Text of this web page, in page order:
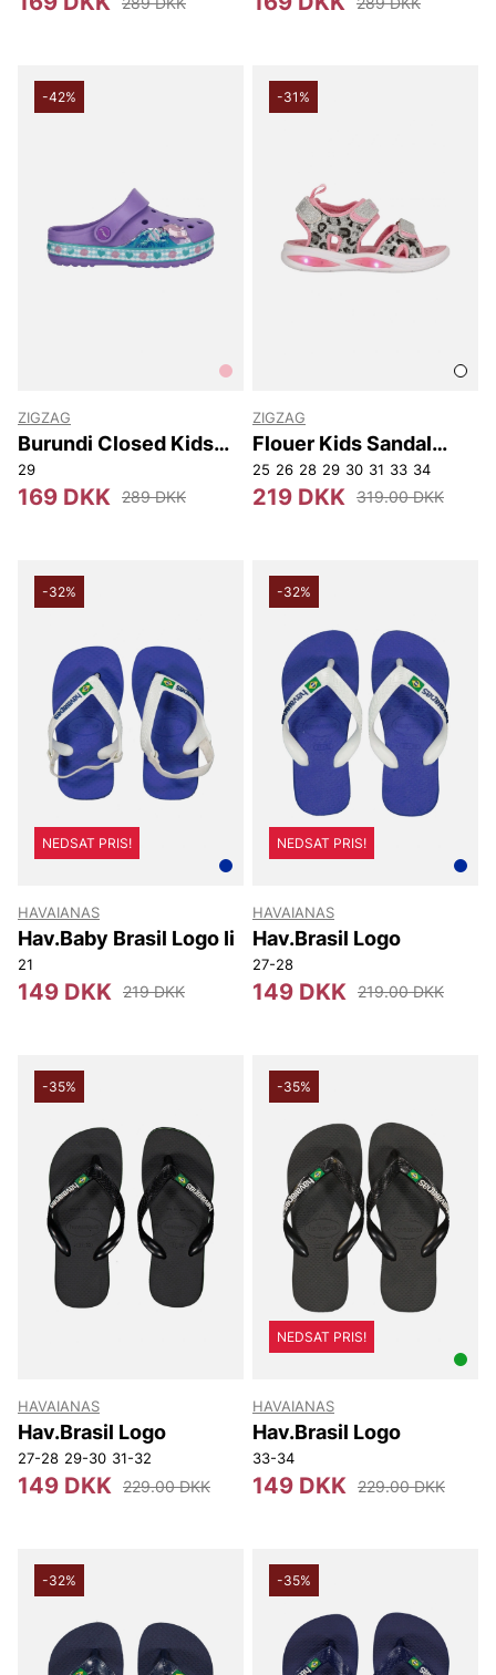
-42%
ZIGZAG
Burundi Closed Kids
Sandal W/lights
29
169 DKK 289 DKK
-31%
ZIGZAG
Flouer Kids Sandal
W/lights.
25 26 28 29 30 31 33 34
219 DKK 319.00 DKK
-32%
NEDSAT PRIS!
HAVAIANAS
Hav.Baby Brasil Logo Ii
21
149 DKK 219 DKK
-32%
NEDSAT PRIS!
HAVAIANAS
Hav.Brasil Logo
27-28
149 DKK 219.00 DKK
-35%
HAVAIANAS
Hav.Brasil Logo
27-28 29-30 31-32
149 DKK 229.00 DKK
-35%
NEDSAT PRIS!
HAVAIANAS
Hav.Brasil Logo
33-34
149 DKK 229.00 DKK
-32% -35%